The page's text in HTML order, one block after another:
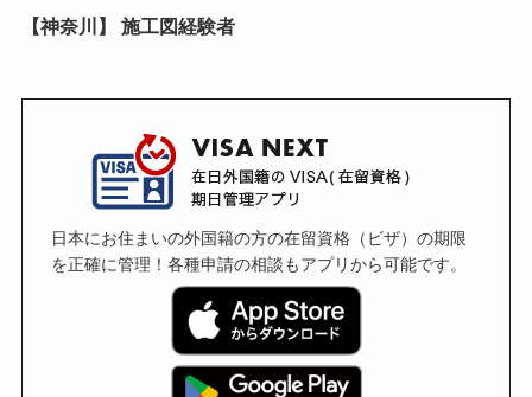
【神奈川】 施工図経験者
日本にお住まいの外国籍の方の在留資格（ビザ）の期限
を正確に管理！各種申請の相談もアプリから可能です。